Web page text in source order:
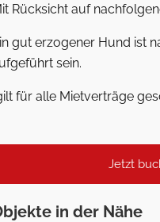
Rücksicht auf
gut erzogener Hund ist
sein.
für alle Mietverträge
Jetzt
in der Nähe